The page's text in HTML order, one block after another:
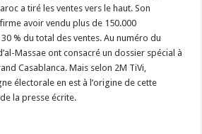
a tiré les ventes vers le haut. Son
avoir vendu plus de 150.000
% du total des ventes. Au numéro du
Massae ont consacré un dossier spécial à
Casablanca. Mais selon 2M TiVi,
électorale en est à l’origine de cette
la presse écrite.